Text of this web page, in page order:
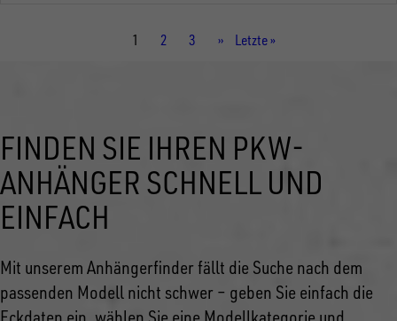
Aktuelle
1 Seite
2 Seite
3
Nächste
››
Letzte
Letzte »
FINDEN SIE IHREN PKW-
ANHÄNGER SCHNELL UND
EINFACH
Mit unserem Anhängerfinder fällt die Suche nach dem
passenden Modell nicht schwer – geben Sie einfach die